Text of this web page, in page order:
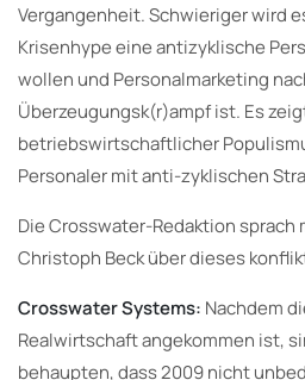
Vergangenheit. Schwieriger wird
Krisenhype eine antizyklische
wollen und Personalmarketing
Überzeugungsk(r)ampf ist. Es
betriebswirtschaftlicher
Personaler mit anti-zyklischen
Die Crosswater-Redaktion sprach
Christoph Beck über dieses
Crosswater Systems: Nachdem
Realwirtschaft angekommen ist,
behaupten, dass 2009 nicht